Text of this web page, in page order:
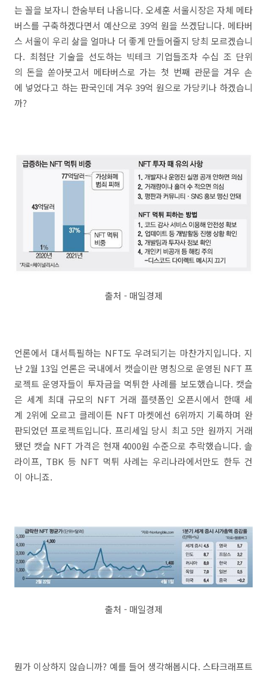
는 꼴을 보자니 한숨부터 나옵니다. 오세훈 서울시장은 자체 메타
버스를 구축하겠다면서 예산으로 39억 원을 쓰겠답니다. 메타버
스 서울이 우리 삶을 얼마나 더 좋게 만들어줄지 당최 모르겠습니
다. 최첨단 기술을 선도하는 빅테크 기업들조차 수십 조 단위
의 돈을 쏟아붓고서 메타버스로 가는 첫 번째 관문을 겨우 손
에 넣었다고 하는 판국인데 겨우 39억 원으로 가당키나 하겠습니
까?
출처 - 매일경제
언론에서 대서특필하는 NFT도 우려되기는 마찬가지입니다. 지
난 2월 13일 언론은 국내에서 캣슬이란 명칭으로 운영된 NFT 프
로젝트 운영자들이 투자금을 먹튀한 사례를 보도했습니다. 캣슬
은 세계 최대 규모의 NFT 거래 플랫폼인 오픈시에서 한때 세
계 2위에 오르고 클레이튼 NFT 마켓에선 6위까지 기록하며 완
판되었던 프로젝트입니다. 프리세일 당시 최고 5만 원까지 거래
됐던 캣슬 NFT 가격은 현재 4000원 수준으로 추락했습니다. 솔
라이프, TBK 등 NFT 먹튀 사례는 우리나라에서만도 한두 건
이 아니죠.
출처 - 매일경제
뭔가 이상하지 않습니까? 예를 들어 생각해봅시다. 스타크래프트